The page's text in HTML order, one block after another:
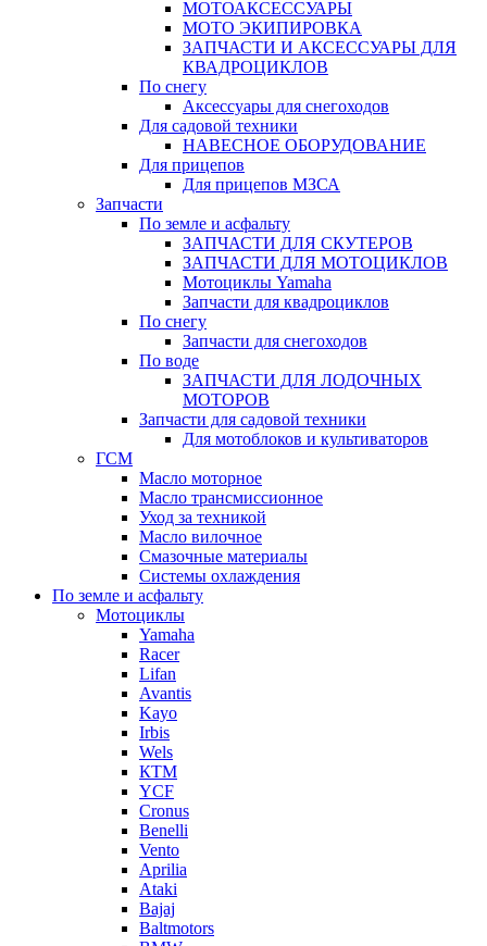
МОТОАКСЕССУАРЫ
МОТО ЭКИПИРОВКА
ЗАПЧАСТИ И АКСЕССУАРЫ ДЛЯ
КВАДРОЦИКЛОВ
По снегу
Аксессуары для снегоходов
Для садовой техники
НАВЕСНОЕ ОБОРУДОВАНИЕ
Для прицепов
Для прицепов МЗСА
Запчасти
По земле и асфальту
ЗАПЧАСТИ ДЛЯ СКУТЕРОВ
ЗАПЧАСТИ ДЛЯ МОТОЦИКЛОВ
Мотоциклы Yamaha
Запчасти для квадроциклов
По снегу
Запчасти для снегоходов
По воде
ЗАПЧАСТИ ДЛЯ ЛОДОЧНЫХ
МОТОРОВ
Запчасти для садовой техники
Для мотоблоков и культиваторов
ГСМ
Масло моторное
Масло трансмиссионное
Уход за техникой
Масло вилочное
Смазочные материалы
Системы охлаждения
По земле и асфальту
Мотоциклы
Yamaha
Racer
Lifan
Avantis
Kayo
Irbis
Wels
КТМ
YCF
Cronus
Benelli
Vento
Aprilia
Ataki
Bajaj
Baltmotors